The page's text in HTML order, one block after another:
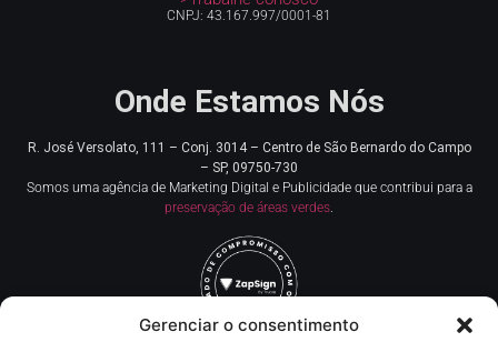
Gerenciar o consentimento
CNPJ: 43.167.997/0001-81
Onde Estamos Nós
R. José Versolato, 111 – Conj. 3014 – Centro de São Bernardo do Campo
– SP, 09750-730
Somos uma agência de Marketing Digital e Publicidade que contribui para a
preservação de áreas verdes.